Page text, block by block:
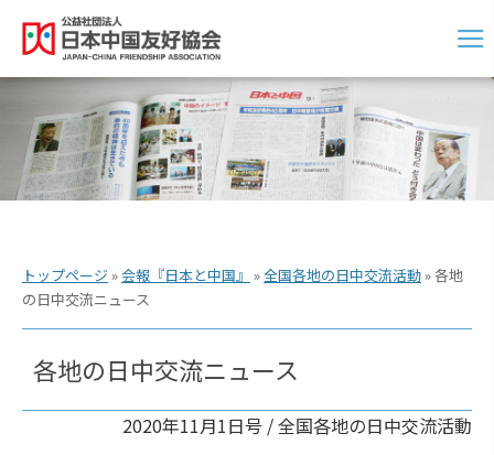
トップページ »会報『日本と中国』 »全国各地の日中交流活動»各地
の日中交流ニュース
各地の日中交流ニュース
2020年11月1日号 /全国各地の日中交流活動